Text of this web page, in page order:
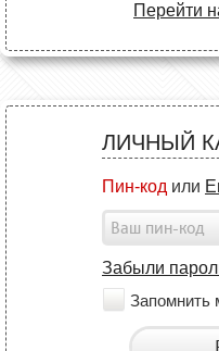
Перейти
ЛИЧНЫЙ
Пин-код или
Забыли
Запомнить